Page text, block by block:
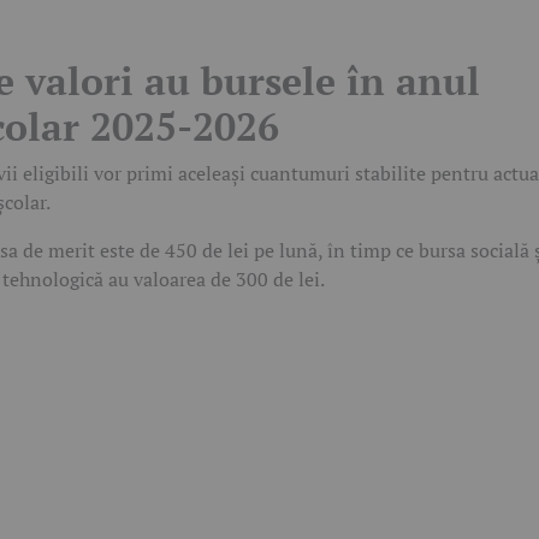
valori au bursele în anul
2025-2026
eligibili vor primi aceleași cuantumuri stabilite pentru
de merit este de 450 de lei pe lună, în timp ce bursa socială
tehnologică au valoarea de 300 de lei.